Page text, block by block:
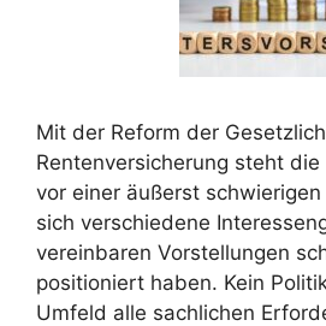
Mit der Reform der
Rentenversicherung steht
vor einer äußerst
sich verschiedene
vereinbaren Vorstellungen
positioniert haben. Kein
Umfeld alle sachlichen